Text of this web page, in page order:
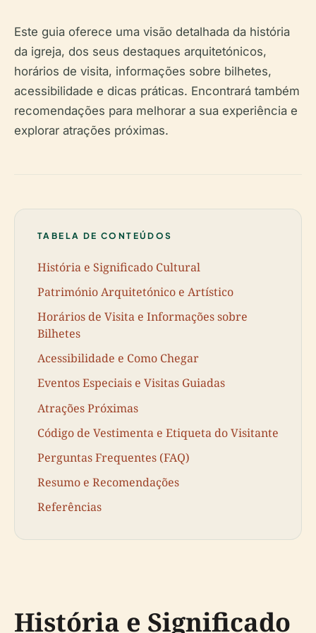
Este guia oferece uma visão detalhada da história
da igreja, dos seus destaques arquitetónicos,
horários de visita, informações sobre bilhetes,
acessibilidade e dicas práticas. Encontrará também
recomendações para melhorar a sua experiência e
explorar atrações próximas.
TABELA DE CONTEÚDOS
História e Significado Cultural
Património Arquitetónico e Artístico
Horários de Visita e Informações sobre
Bilhetes
Acessibilidade e Como Chegar
Eventos Especiais e Visitas Guiadas
Atrações Próximas
Código de Vestimenta e Etiqueta do Visitante
Perguntas Frequentes (FAQ)
Resumo e Recomendações
Referências
História e Significado